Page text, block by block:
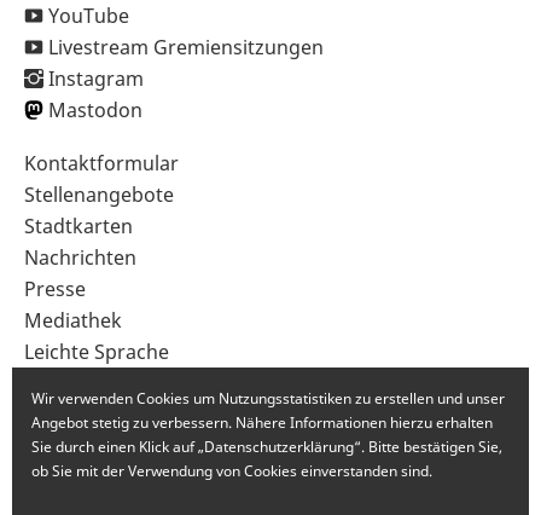
YouTube
Livestream Gremiensitzungen
Instagram
Mastodon
Sekundärnavigation
im
Fußbereich
Kontaktformular
Stellenangebote
Stadtkarten
Nachrichten
Presse
Mediathek
Leichte Sprache
Wir verwenden Cookies um Nutzungsstatistiken zu erstellen und unser
Angebot stetig zu verbessern. Nähere Informationen hierzu erhalten
Sie durch einen Klick auf „Datenschutzerklärung“. Bitte bestätigen Sie,
ob Sie mit der Verwendung von Cookies einverstanden sind.